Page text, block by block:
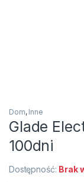
Dom, Inne
Glade
100dni
Dostępność: Brak